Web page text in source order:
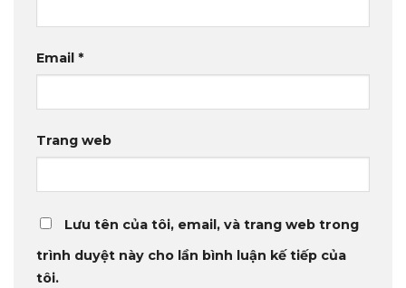
Email *
Trang web
Lưu tên của tôi, email, và trang web trong
trình duyệt này cho lần bình luận kế tiếp của
tôi.